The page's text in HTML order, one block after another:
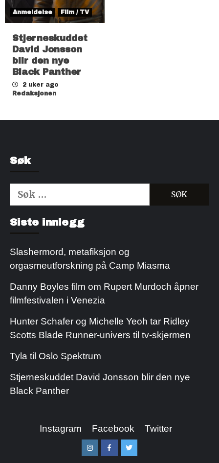
Anmeldelse Film / TV
Stjerneskuddet
David Jonsson
blir den nye
Black Panther
2 uker ago
Redaksjonen
Søk
Søk
etter:
Siste innlegg
Slashermord, metafiksjon og
orgasmeutforskning på Camp Miasma
Danny Boyles film om Rupert Murdoch åpner
filmfestivalen i Venezia
Hunter Schafer og Michelle Yeoh tar Ridley
Scotts Blade Runner-univers til tv-skjermen
Tyla til Oslo Spektrum
Stjerneskuddet David Jonsson blir den nye
Black Panther
Instagram Facebook Twitter
InstagramFacebookTwitter